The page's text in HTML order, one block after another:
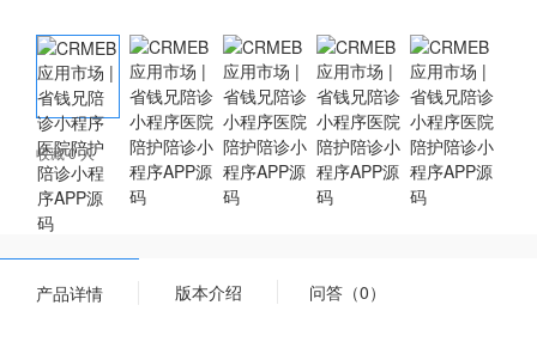
收藏 0 人
产品详情 版本介绍 问答（0）